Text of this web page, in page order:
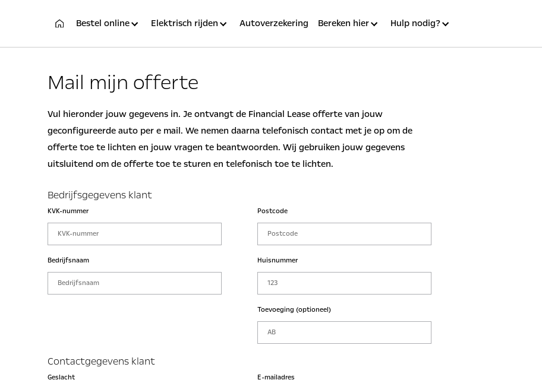
Bestel online Elektrisch rijden Autoverzekering Bereken hier Hulp nodig?
Mail mijn offerte
Vul hieronder jouw gegevens in. Je ontvangt de Financial Lease offerte van jouw
geconfigureerde auto per e mail. We nemen daarna telefonisch contact met je op om de
offerte toe te lichten en jouw vragen te beantwoorden. Wij gebruiken jouw gegevens
uitsluitend om de offerte toe te sturen en telefonisch toe te lichten.
Bedrijfsgegevens klant
KVK-nummer
Bedrijfsnaam
Postcode
Huisnummer
Toevoeging (optioneel)
Contactgegevens klant
Geslacht E-mailadres